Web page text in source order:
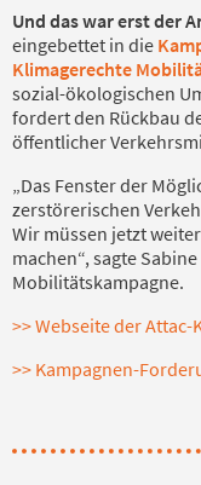
Und das war erst der
eingebettet in die
Klimagerechte
sozial-ökologischen
fordert den Rückbau
öffentlicher
„Das Fenster der
zerstörerischen
Wir müssen jetzt
machen“, sagte
Mobilitätskampagne.
>> Webseite der
>> Kampagnen-